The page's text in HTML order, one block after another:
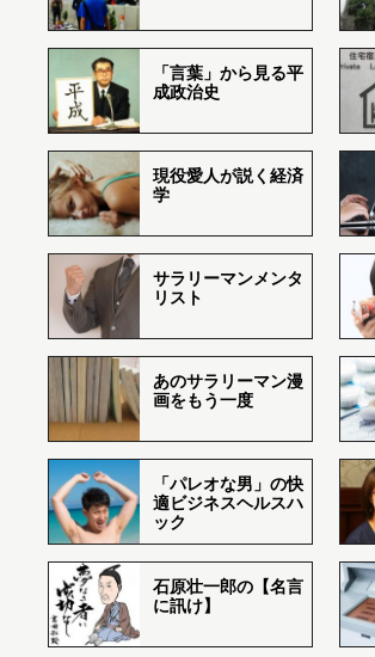
「言葉」から見る平
成政治史
現役愛人が説く経済
学
サラリーマンメンタ
リスト
あのサラリーマン漫
画をもう一度
「パレオな男」の快
適ビジネスヘルスハ
ック
石原壮一郎の【名言
に訊け】